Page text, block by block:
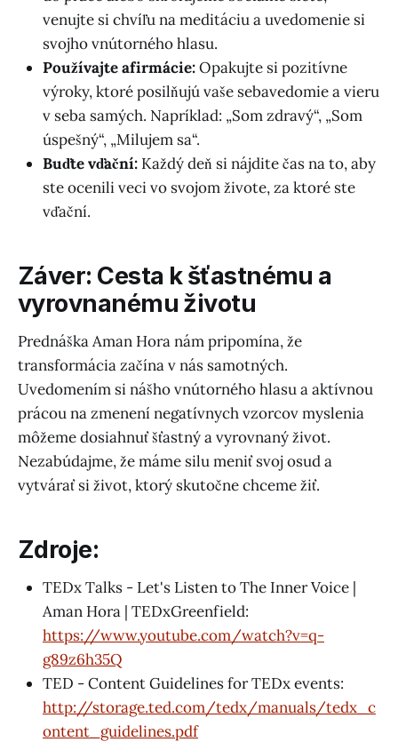
venujte si chvíľu na meditáciu a uvedomenie si
svojho vnútorného hlasu.
Používajte afirmácie:Opakujte si pozitívne
výroky, ktoré posilňujú vaše sebavedomie a vieru
v seba samých. Napríklad: „Som zdravý“, „Som
úspešný“, „Milujem sa“.
Buďte vďační: Každý deň si nájdite čas na to, aby
ste ocenili veci vo svojom živote, za ktoré ste
vďační.
Záver: Cesta k šťastnému a
vyrovnanému životu
Prednáška Aman Hora nám pripomína, že
transformácia začína v nás samotných.
Uvedomením si nášho vnútorného hlasu a aktívnou
prácou na zmenení negatívnych vzorcov myslenia
môžeme dosiahnuť šťastný a vyrovnaný život.
Nezabúdajme, že máme silu meniť svoj osud a
vytvárať si život, ktorý skutočne chceme žiť.
Zdroje:
TEDx Talks - Let's Listen to The Inner Voice |
Aman Hora | TEDxGreenfield:
https://www.youtube.com/watch?v=q-
g89z6h35Q
TED - Content Guidelines for TEDx events:
http://storage.ted.com/tedx/manuals/tedx_c
ontent_guidelines.pdf